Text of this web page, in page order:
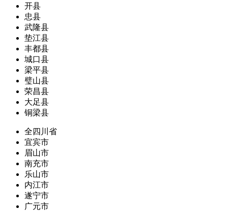
开县
忠县
武隆县
垫江县
丰都县
城口县
梁平县
璧山县
荣昌县
大足县
铜梁县
全四川省
宜宾市
眉山市
南充市
乐山市
内江市
遂宁市
广元市